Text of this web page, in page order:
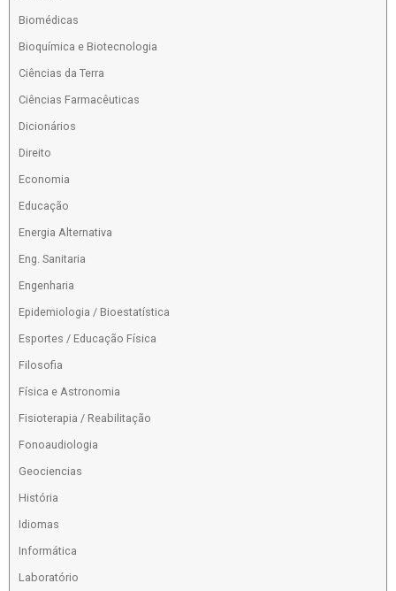
Biomédicas
Bioquímica e Biotecnologia
Ciências da Terra
Ciências Farmacêuticas
Dicionários
Direito
Economia
Educação
Energia Alternativa
Eng. Sanitaria
Engenharia
Epidemiologia / Bioestatística
Esportes / Educação Física
Filosofia
Física e Astronomia
Fisioterapia / Reabilitação
Fonoaudiologia
Geociencias
História
Idiomas
Informática
Laboratório